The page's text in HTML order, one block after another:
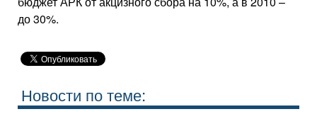
до 30%.
Новости по теме: